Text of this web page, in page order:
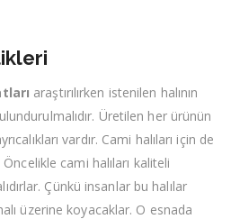
araştırılırken istenilen halının
Üretilen her ürünün
vardır. Cami halıları için de
cami halıları kaliteli
Çünkü insanlar bu halılar
üzerine koyacaklar. O esnada